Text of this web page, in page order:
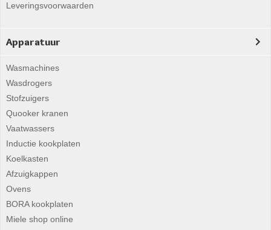
Leveringsvoorwaarden
Apparatuur
Wasmachines
Wasdrogers
Stofzuigers
Quooker kranen
Vaatwassers
Inductie kookplaten
Koelkasten
Afzuigkappen
Ovens
BORA kookplaten
Miele shop online